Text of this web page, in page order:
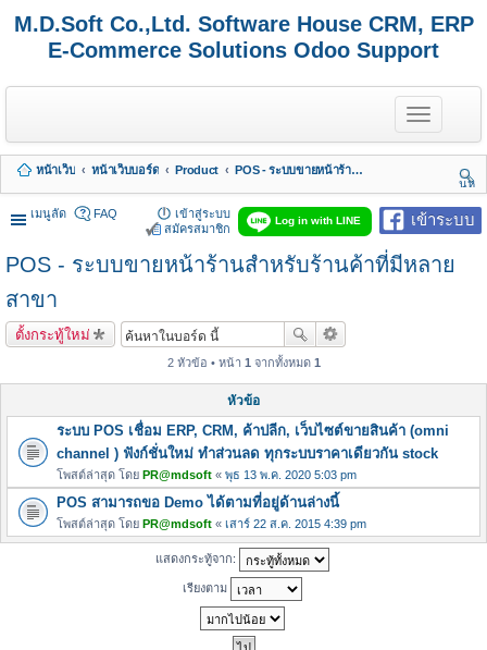
M.D.Soft Co.,Ltd. Software House CRM, ERP
E-Commerce Solutions Odoo Support
T
o
g
e
n
a
i
g
หน้าเว็บ หน้าเว็บบอร์ด Product
POS - ระบบขายหน้าร้านสำหรับร้านค้าที่มีหลายสาขา
นห
า
เมนูลัด
เข้าระบบ
Log in with LINE
FAQ
เข้าสู่ระบบ
สมัครสมาชิก
POS - ระบบขายหน้าร้านสำหรับร้านค้าที่มีหลาย
สาขา
ตั้งกระทู้ใหม่
2 หัวข้อ • หน้า 1 จากทั้งหมด 1
หัวข้อ
ระบบ POS เชื่อม ERP, CRM, ค้าปลีก, เว็บไซต์ขายสินค้า (omni
channel ) ฟังก์ชั่นใหม่ ทำส่วนลด ทุกระบบราคาเดียวกัน stock
โพสต์ล่าสุด โดย PR@mdsoft « พุธ 13 พ.ค. 2020 5:03 pm
POS สามารถขอ Demo ได้ตามที่อยู่ด้านล่างนี้
โพสต์ล่าสุด โดย PR@mdsoft « เสาร์ 22 ส.ค. 2015 4:39 pm
แสดงกระทู้จาก:
เรียงตาม